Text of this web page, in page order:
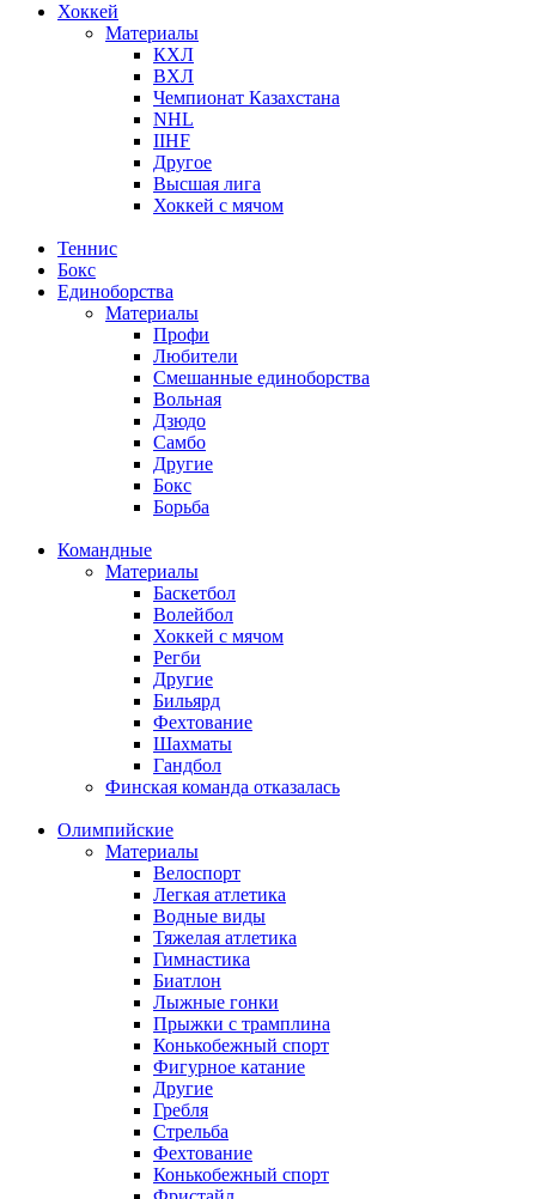
Хоккей
Материалы
КХЛ
ВХЛ
Чемпионат Казахстана
NHL
IIHF
Другое
Высшая лига
Хоккей с мячом
Теннис
Бокс
Единоборства
Материалы
Профи
Любители
Смешанные единоборства
Вольная
Дзюдо
Самбо
Другие
Бокс
Борьба
Командные
Материалы
Баскетбол
Волейбол
Хоккей с мячом
Регби
Другие
Бильярд
Фехтование
Шахматы
Гандбол
Финская команда отказалась
Олимпийские
Материалы
Велоспорт
Легкая атлетика
Водные виды
Тяжелая атлетика
Гимнастика
Биатлон
Лыжные гонки
Прыжки с трамплина
Конькобежный спорт
Фигурное катание
Другие
Гребля
Стрельба
Фехтование
Конькобежный спорт